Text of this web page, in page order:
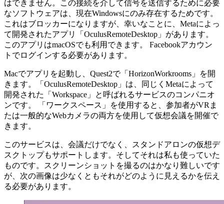
はるかに強力なハードウェアで最良の結果を達成できるた
め、理想からはほど遠いものです。しかし、私の最初の評価
に反して、これは十分に強力です。
MacをQuest2にリンクするために、有線接続に依存すること
はできません。この接続を介して信号を送信するために必要
これはブロッカーになりますが、幸いなことに、Metaによっ
て開発されたアプリ「OculusRemoteDesktop」があります。
このアプリはmacOSでも利用できます。 Facebookアカウン
トでログインする必要があります。
Macでアプリを起動し、Quest2で「HorizonWorkrooms」を開
開発された「Workspace」と呼ばれるサービスのコンパニオ
ンです。 「ワークスペース」を使用すると、参加者がVRま
たは一般的なWebカメラの両方を使用して仮想会議を開催で
きます。